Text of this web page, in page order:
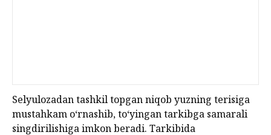
Selyulozadan tashkil topgan niqob yuzning terisiga
mustahkam o‘rnashib, to‘yingan tarkibga samarali
singdirilishiga imkon beradi. Tarkibida